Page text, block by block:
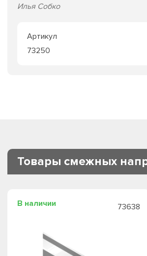
Илья Собко
Артикул
73250
Товары смежных
В наличии 73638